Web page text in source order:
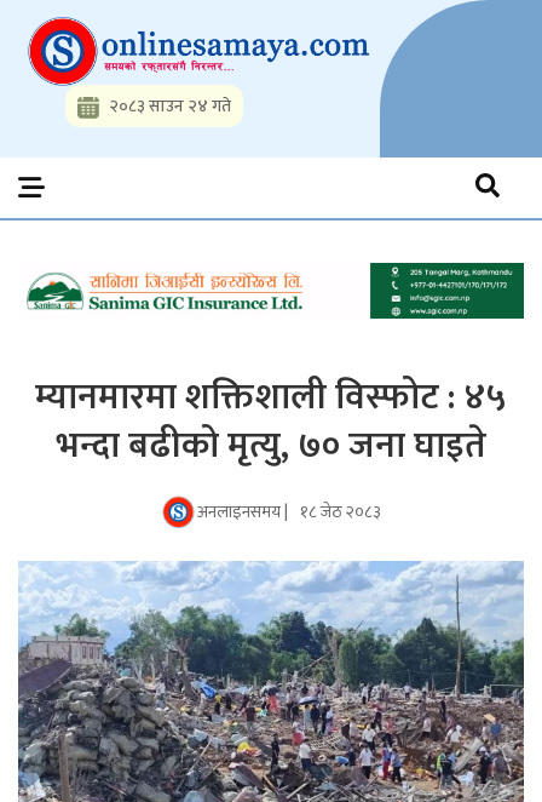
content
Onlinesamaya.com
Nepal News Portal, Business, Hot News, Interview, Opinions,
Politics, Science, Technology, Social, Media, Sports, Youth, Model
Watch, Movies
२०८३ साउन २४ गते
म्यानमारमा शक्तिशाली विस्फोट : ४५
भन्दा बढीको मृत्यु, ७० जना घाइते
अनलाइनसमय | १८ जेठ २०८३